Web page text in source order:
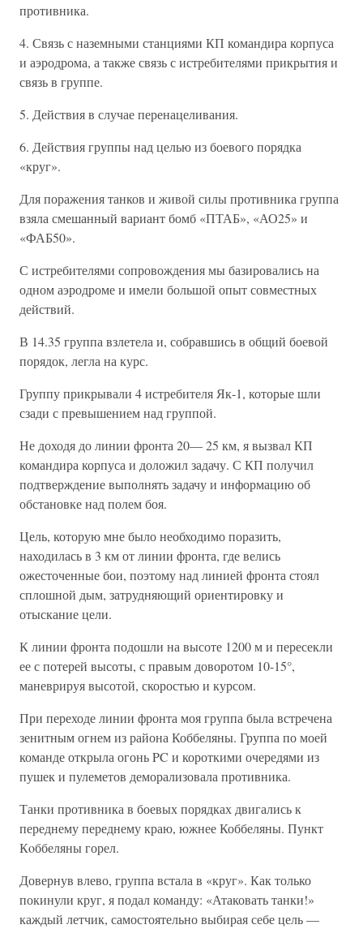
противника.
4. Связь с наземными станциями КП командира корпуса
и аэродрома, а также связь с истребителями прикрытия и
связь в группе.
5. Действия в случае перенацеливания.
6. Действия группы над целью из боевого порядка
«круг».
Для поражения танков и живой силы противника группа
взяла смешанный вариант бомб «ПТАБ», «АО25» и
«ФАБ50».
С истребителями сопровождения мы базировались на
одном аэродроме и имели большой опыт совместных
действий.
В 14.35 группа взлетела и, собравшись в общий боевой
порядок, легла на курс.
Группу прикрывали 4 истребителя Як-1, которые шли
сзади с превышением над группой.
Не доходя до линии фронта 20— 25 км, я вызвал КП
командира корпуса и доложил задачу. С КП получил
подтверждение выполнять задачу и информацию об
обстановке над полем боя.
Цель, которую мне было необходимо поразить,
находилась в 3 км от линии фронта, где велись
ожесточенные бои, поэтому над линией фронта стоял
сплошной дым, затрудняющий ориентировку и
отыскание цели.
К линии фронта подошли на высоте 1200 м и пересекли
ее с потерей высоты, с правым доворотом 10-15°,
маневрируя высотой, скоростью и курсом.
При переходе линии фронта моя группа была встречена
зенитным огнем из района Коббеляны. Группа по моей
команде открыла огонь PC и короткими очередями из
пушек и пулеметов деморализовала противника.
Танки противника в боевых порядках двигались к
переднему переднему краю, южнее Коббеляны. Пункт
Кoббеляны горел.
Довернув влево, группа встала в «круг». Как только
покинули круг, я подал команду: «Атаковать танки!»
каждый летчик, самостоятельно выбирая себе цель —